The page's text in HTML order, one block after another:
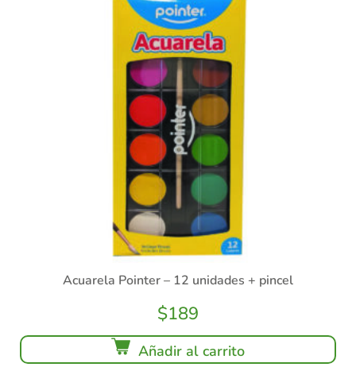
Acuarela Pointer – 12 unidades + pincel
$189
Añadir al carrito